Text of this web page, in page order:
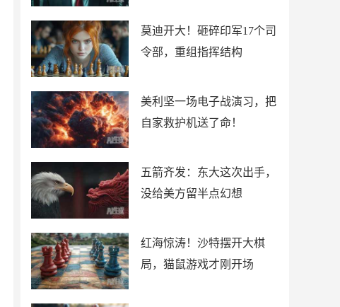
莫迪开大！砸碎印军17个司
令部，重组指挥结构
美利坚一场电子战演习，把
自家救护机送了命！
五箭齐发：东大这次出手，
没给美方留半点幻想
红海惊涛！沙特摆开大棋
局，猫鼠游戏才刚开场